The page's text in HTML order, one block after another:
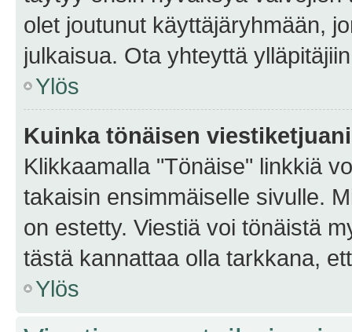
olet joutunut käyttäjäryhmään,
julkaisua. Ota yhteyttä
Ylös
Kuinka tönäisen
Klikkaamalla "Tönäise" linkkiä
takaisin ensimmäiselle sivulle.
on estetty. Viestiä voi tönäistä
tästä kannattaa olla tarkkana,
Ylös